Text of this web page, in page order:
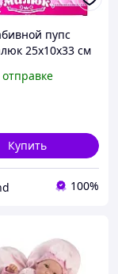
пупс
25x10x33 см
пьющий
зовущий маму
отправке
Купить
100%